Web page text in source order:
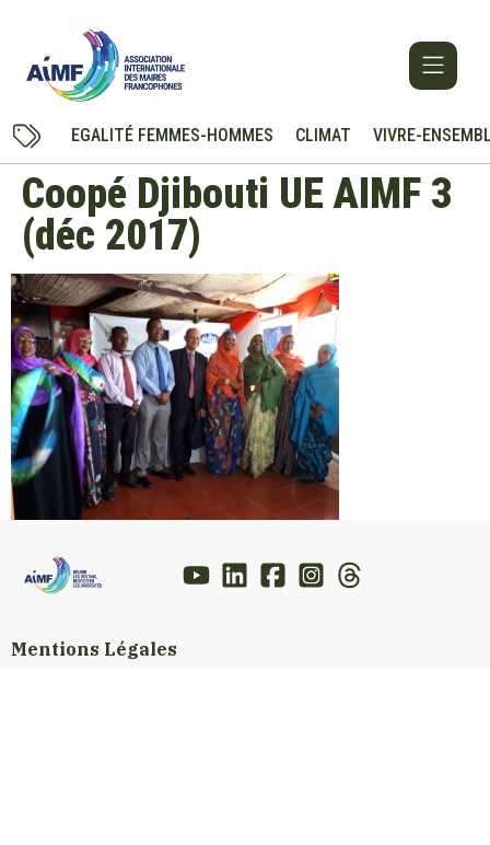
EGALITÉ FEMMES-HOMMES CLIMAT VIVRE-
Coopé Djibouti UE AIMF 3
(déc 2017)
Mentions Légales